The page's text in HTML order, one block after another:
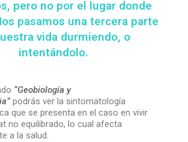
pero no por el lugar donde
pasamos una tercera parte
vida durmiendo, o
intentándolo.
“Geobiología y
podrás ver la sintomatología
que se presenta en el caso en vivir
no equilibrado, lo cual afecta
a la salud.